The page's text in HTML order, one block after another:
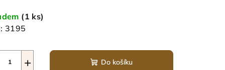
(1 ks)
3195
+ Do košíku